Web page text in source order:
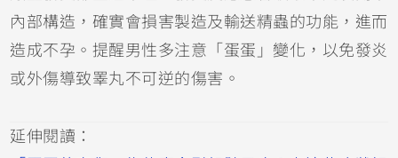
內部構造，確實會損害製造及輸送精蟲的功能，進而
造成不孕。提醒男性多注意「蛋蛋」變化，以免發炎
或外傷導致睪丸不可逆的傷害。
延伸閱讀：